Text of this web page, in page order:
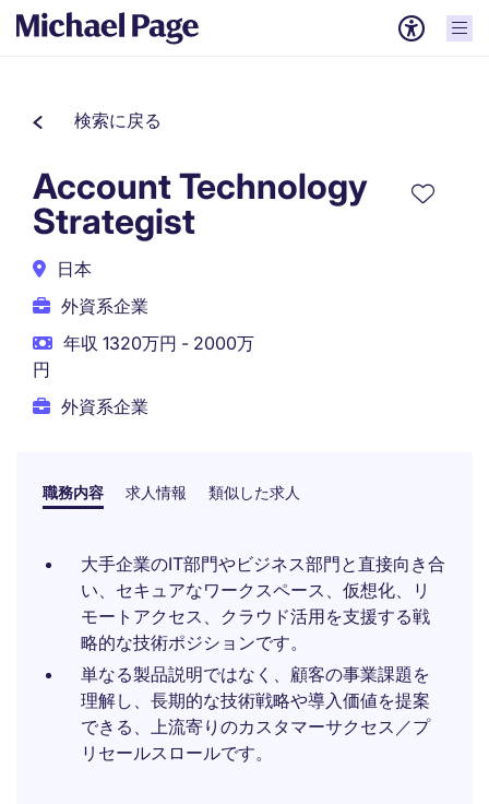
検索に戻る
Account Technology
Strategist
日本
外資系企業
年収 1320万円 - 2000万
円
外資系企業
職務内容 求人情報 類似した求人
大手企業のIT部門やビジネス部門と直接向き合
い、セキュアなワークスペース、仮想化、リ
モートアクセス、クラウド活用を支援する戦
略的な技術ポジションです。
単なる製品説明ではなく、顧客の事業課題を
理解し、長期的な技術戦略や導入価値を提案
できる、上流寄りのカスタマーサクセス／プ
リセールスロールです。